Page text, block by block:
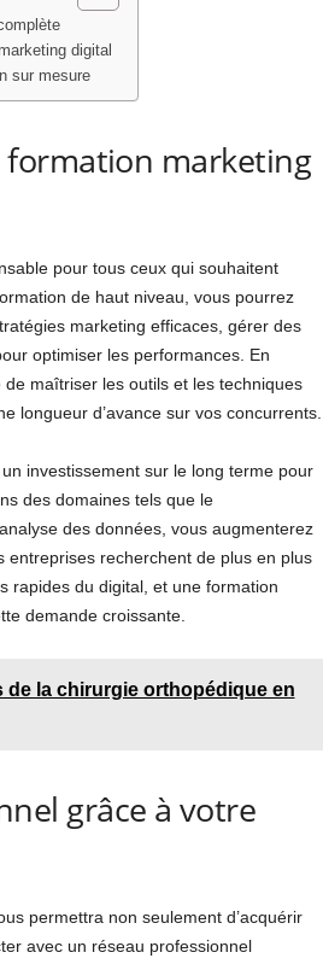
digital
sur mesure
formation marketing
pour tous ceux qui souhaitent
de haut niveau, vous pourrez
marketing efficaces, gérer des
optimiser les performances. En
maîtriser les outils et les techniques
longueur d’avance sur vos concurrents.
investissement sur le long terme pour
des domaines tels que le
des données, vous augmenterez
entreprises recherchent de plus en plus
rapides du digital, et une formation
demande croissante.
de la chirurgie orthopédique en
grâce à votre
permettra non seulement d’acquérir
avec un réseau professionnel